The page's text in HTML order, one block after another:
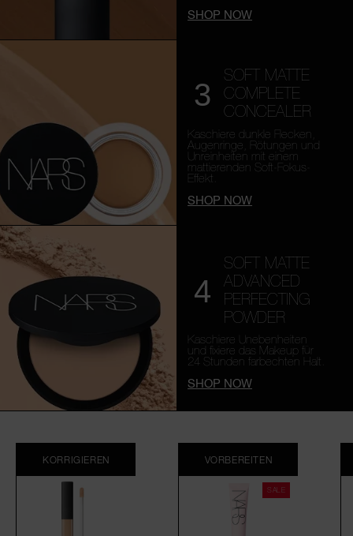
SHOP NOW
3
SOFT MATTE
COMPLETE
CONCEALER
Kaschiere dunkle Flecken,
Augenringe, Rötungen und
Unreinheiten mit einem
mattierenden Soft-Fokus-
Effekt.
SHOP NOW
4
SOFT MATTE
ADVANCED
PERFECTING
POWDER
Kaschiere Unebenheiten
und fixiere das Makeup für
24 Stunden farbechten Halt.
SHOP NOW
KORRIGIEREN VORBEREITEN
SALE